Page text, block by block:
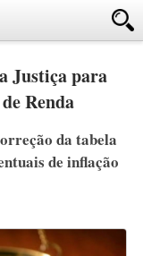
Justiça para
Renda
da tabela
de inflação